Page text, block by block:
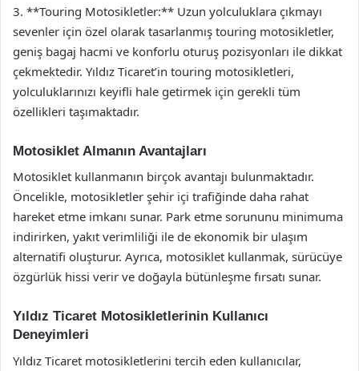
3. **Touring Motosikletler:** Uzun yolculuklara çıkmayı
sevenler için özel olarak tasarlanmış touring motosikletler,
geniş bagaj hacmi ve konforlu oturuş pozisyonları ile dikkat
çekmektedir. Yıldız Ticaret’in touring motosikletleri,
yolculuklarınızı keyifli hale getirmek için gerekli tüm
özellikleri taşımaktadır.
Motosiklet Almanın Avantajları
Motosiklet kullanmanın birçok avantajı bulunmaktadır.
Öncelikle, motosikletler şehir içi trafiğinde daha rahat
hareket etme imkanı sunar. Park etme sorununu minimuma
indirirken, yakıt verimliliği ile de ekonomik bir ulaşım
alternatifi oluşturur. Ayrıca, motosiklet kullanmak, sürücüye
özgürlük hissi verir ve doğayla bütünleşme fırsatı sunar.
Yıldız Ticaret Motosikletlerinin Kullanıcı
Deneyimleri
Yıldız Ticaret motosikletlerini tercih eden kullanıcılar,